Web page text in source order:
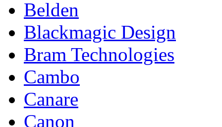
Belden
Blackmagic Design
Bram Technologies
Cambo
Canare
Canon